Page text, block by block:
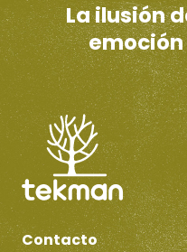
La ilusión
Contacto